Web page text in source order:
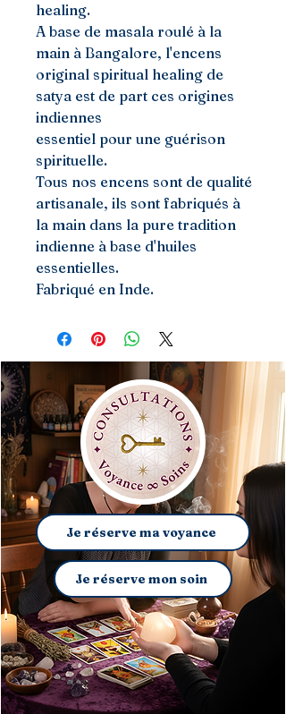
healing.
A base de masala roulé à la
main à Bangalore, l'encens
original spiritual healing de
satya est de part ces origines
indiennes
essentiel pour une guérison
spirituelle.
Tous nos encens sont de qualité
artisanale, ils sont fabriqués à
la main dans la pure tradition
indienne à base d'huiles
essentielles.
Fabriqué en Inde.
Je réserve ma voyance
Je réserve mon soin